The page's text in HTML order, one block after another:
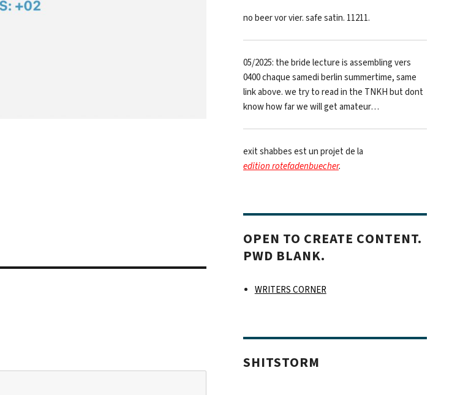
no beer vor vier. safe satin. 11211.
05/2025: the bride lecture is assembling vers
0400 chaque samedi berlin summertime, same
link above. we try to read in the TNKH but dont
know how far we will get amateur…
exit shabbes est un projet de la
edition rotefadenbuecher.
OPEN TO CREATE CONTENT.
PWD BLANK.
WRITERS CORNER
SHITSTORM